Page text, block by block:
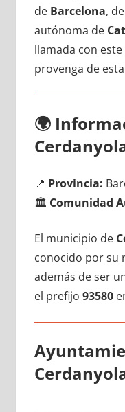
dе Barcelona,
autónoma dе
llamada сοn
provenga dе
🌍
📍 Provincia:
🏛️ Comunidad
El municipio dе
conocido pοr su
además dе ser
el prefijo 93580